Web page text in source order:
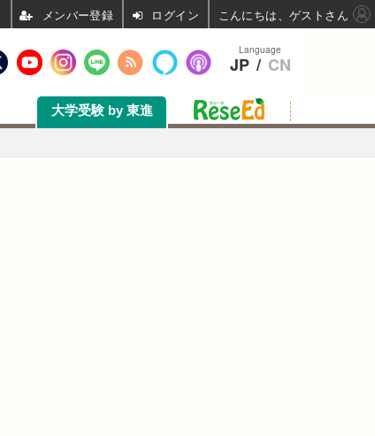
大学受験 by 東進
Language
JP / CN
ログイン こんにちは、ゲストさん